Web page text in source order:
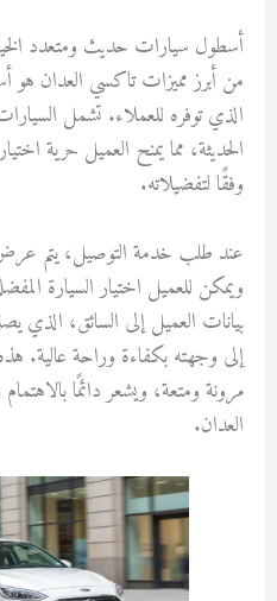
أسطول سيارات حديث ومتعدد
من أبرز مميزات تاكسي العدان هو
الذي توفره للعملاء. تشمل
الحديثة، مما يمنح العميل حرية
وفقًا لتفضيلاته.
عند طلب خدمة التوصيل، يتم عرض
ويمكن للعميل اختيار السيارة
بيانات العميل إلى السائق،
إلى وجهته بكفاءة وراحة عالية.
مرونة ومتعة، ويشعر دائمًا
العدان.